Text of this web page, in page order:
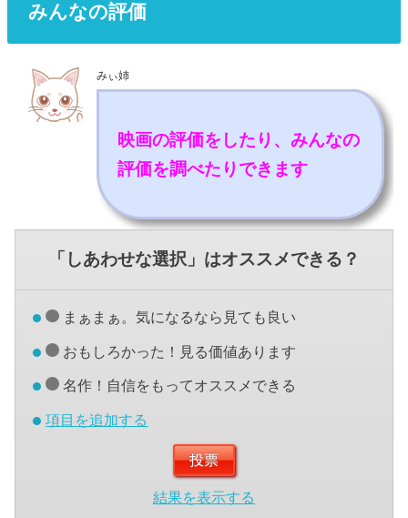
みんなの評価
みぃ姉
映画の評価をしたり、みんなの
評価を調べたりできます
「しあわせな選択」はオススメできる？
まぁまぁ。気になるなら見ても良い
おもしろかった！見る価値あります
名作！自信をもってオススメできる
項目を追加する
結果を表示する